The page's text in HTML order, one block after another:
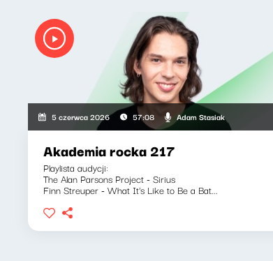
5 czerwca 2026 57:08 Adam Stasiak
Akademia rocka 217
Playlista audycji:
The Alan Parsons Project - Sirius
Finn Streuper - What It's Like to Be a Bat...